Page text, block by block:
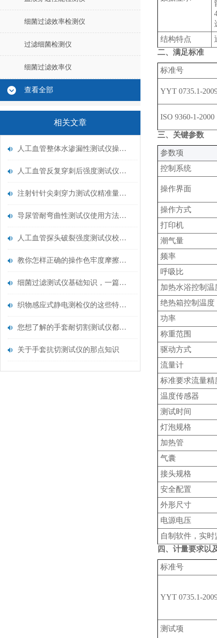
细菌过滤效率检测仪
过滤细菌检测仪
细菌过滤效率仪
查看全部
相关文章
人工血管整体水渗漏性测试仪操作中最容易出错的步骤
人工血管反复穿刺后强度测试仪是什么？透析患者的“生命管“质量靠它把关！
注射针针尖刺穿力测试仪精准量化针尖锋利度，构筑临床安全防线
导尿管耐弯曲性测试仪使用方法与操作规范
人工血管探头破裂强度测试仪校准规范：精准赋能医疗安全的技术基准
教你怎样正确的操作色牢度摩擦测试机
细菌过滤测试仪基础知识，一篇搞定
织物感应式静电测检仪的这些特点很少有人都知道
您想了解的手套耐切割测试仪都在这里了
关于手套抗切测试仪的那点知识
结构特点
二、满足标准
标准号
YYT 0735.1-
ISO 9360-1-2000
三、关键参数
‌参数项‌
控制系统
操作界面
操作方式
打印机
潮气量
频率
呼吸比
加热水浴控制温
绝热箱控制温度
功率
称重范围
驱动方式
流量计
标准要求流量精
温度传感器
测试时间
灯泡规格
加热管
气囊
接头规格
安全配置
外形尺寸
电源电压
自制软件，实
四、计量要求以
标准号
YYT 0735.1-
测试项